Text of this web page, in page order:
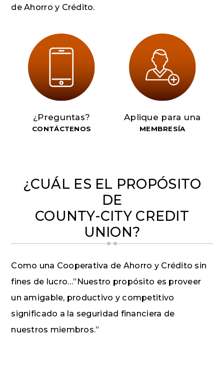
de Ahorro y Crédito.
¿Preguntas?
CONTÁCTENOS
Aplique para una
MEMBRESÍA
¿CUÁL ES EL PROPÓSITO
DE
COUNTY-CITY CREDIT
UNION?
Como una Cooperativa de Ahorro y Crédito sin
fines de lucro…”Nuestro propósito es proveer
un amigable, productivo y competitivo
significado a la seguridad financiera de
nuestros miembros.”